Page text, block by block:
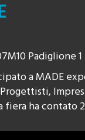
Padiglione 1
a MADE
ha contato